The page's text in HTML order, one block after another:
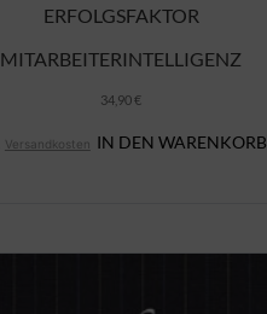
ERFOLGSFAKTOR
MITARBEITERINTELLIGENZ
34,90€
Versandkosten IN DEN WARENKORB